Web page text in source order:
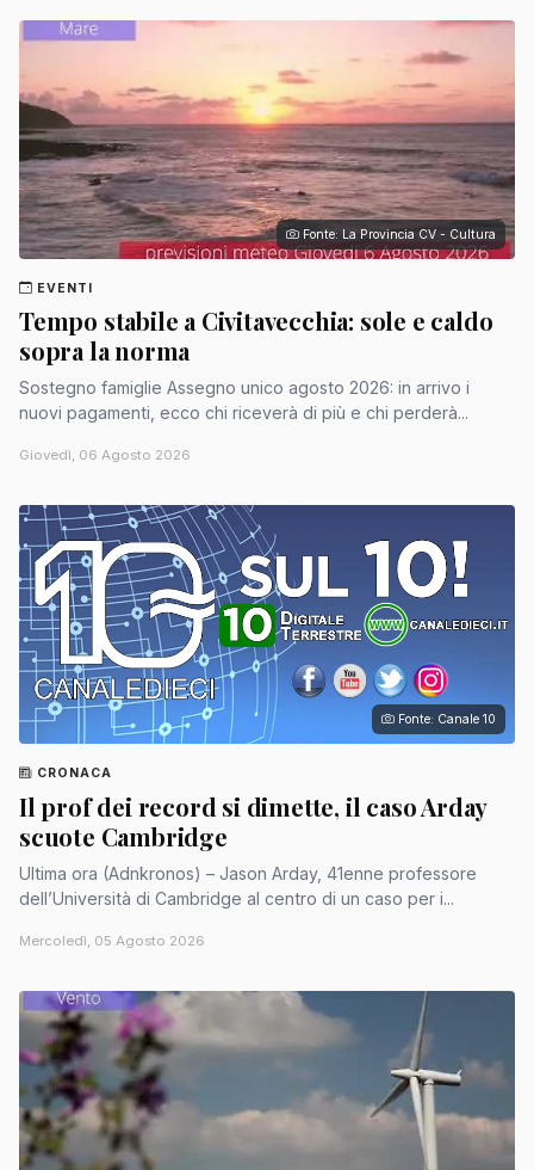
Fonte: La Provincia CV - Cultura
EVENTI
Tempo stabile a Civitavecchia: sole e caldo
sopra la norma
Sostegno famiglie Assegno unico agosto 2026: in arrivo i
nuovi pagamenti, ecco chi riceverà di più e chi perderà...
Giovedì, 06 Agosto 2026
Fonte: Canale 10
CRONACA
Il prof dei record si dimette, il caso Arday
scuote Cambridge
Ultima ora (Adnkronos) – Jason Arday, 41enne professore
dell’Università di Cambridge al centro di un caso per i...
Mercoledì, 05 Agosto 2026